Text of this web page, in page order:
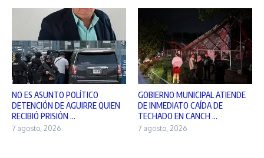
NO ES ASUNTO POLÍTICO
DETENCIÓN DE AGUIRRE QUIEN
RECIBIÓ PRISIÓN ...
7 agosto, 2026
GOBIERNO MUNICIPAL ATIENDE
DE INMEDIATO CAÍDA DE
TECHADO EN CANCH ...
7 agosto, 2026